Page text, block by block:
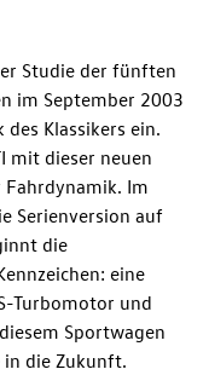
Studie der fünften
im September 2003
Klassikers ein.
mit dieser neuen
Im
Serienversion auf
die
eine
Turbomotor und
Sportwagen
in die Zukunft.